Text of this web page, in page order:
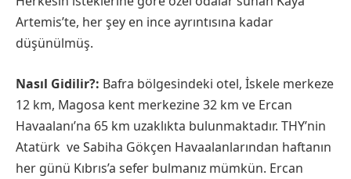
Artemis’te, her şey en ince ayrıntısına kadar
düşünülmüş.
Nasıl Gidilir?: Bafra bölgesindeki otel, İskele merkeze
12 km, Magosa kent merkezine 32 km ve Ercan
Havaalanı’na 65 km uzaklıkta bulunmaktadır. THY’nin
Atatürk ve Sabiha Gökçen Havaalanlarından haftanın
her günü Kıbrıs’a sefer bulmanız mümkün. Ercan